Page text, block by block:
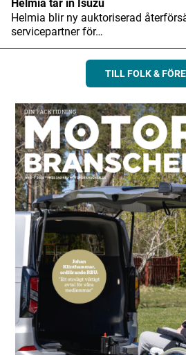
Helmia tar in Isuzu
Helmia blir ny auktoriserad
servicepartner för…
TILL FOLK &